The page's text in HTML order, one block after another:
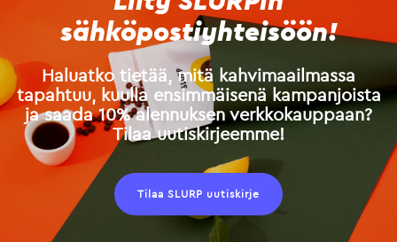
sähköpostiyhteisöön!
Haluatko tietää, mitä kahvimaailmassa
tapahtuu, kuulla ensimmäisenä kampanjoista
ja saada 10% alennuksen verkkokauppaan?
Tilaa uutiskirjeemme!
Tilaa SLURP uutiskirje